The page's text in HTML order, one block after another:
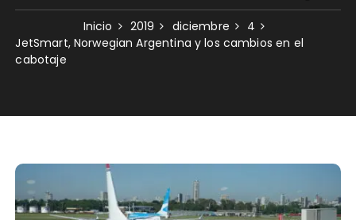
Inicio 2019 diciembre
4
JetSmart, Norwegian Argentina y los cambios en el
cabotaje